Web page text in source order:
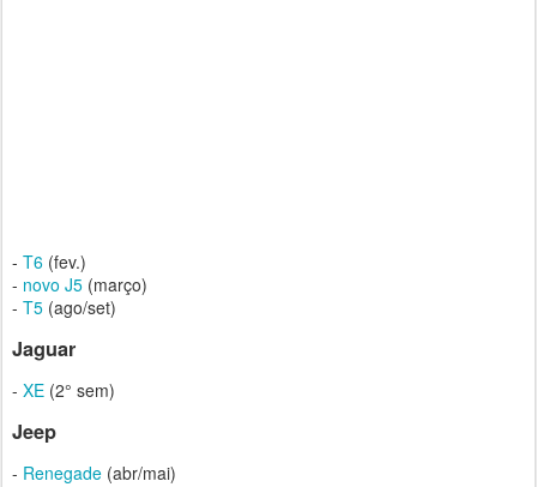
- T6 (fev.)
- novo J5 (março)
- T5 (ago/set)
Jaguar
- XE (2° sem)
Jeep
- Renegade (abr/mai)